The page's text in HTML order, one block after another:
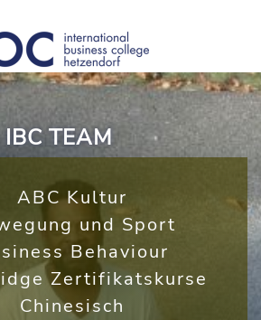
IBC TEAM
ABC Kultur
und Sport
Behaviour
Zertifikatskurse
Chinesisch